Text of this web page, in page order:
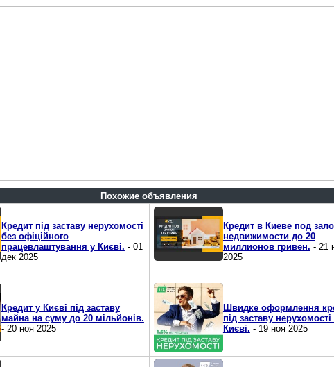
Похожие объявления
Кредит під заставу нерухомості
без офіційного
працевлаштування у Києві. - 01
дек 2025
Кредит в Киеве под
недвижимости до 20
миллионов гривен. - 21
2025
Кредит у Києві під заставу
майна на суму до 20 мільйонів.
- 20 ноя 2025
Швидке оформлення
під заставу нерухомості
Києві. - 19 ноя 2025